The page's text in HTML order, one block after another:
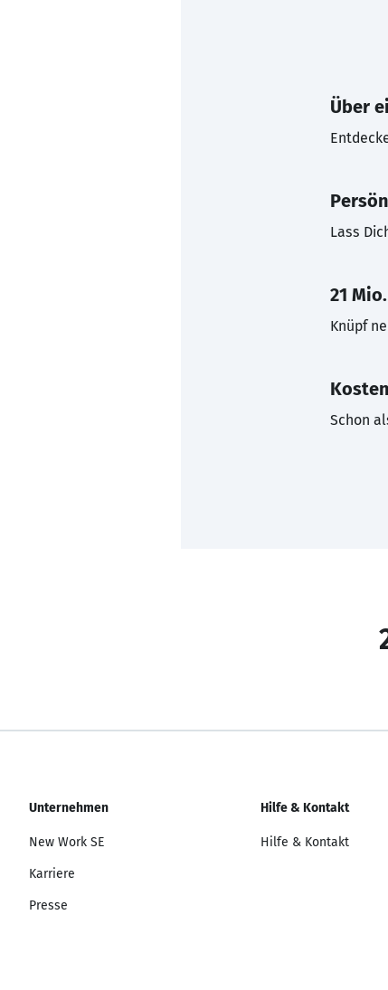
Über
Lass
21
Knüpf
Schon
Unternehmen
New Work SE
Karriere
Presse
Hilfe & Kontakt
Hilfe & Kontakt